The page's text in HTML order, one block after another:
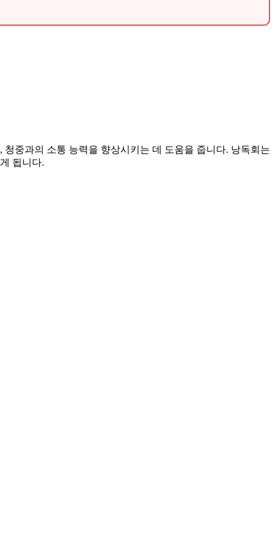
중과의 소통 능력을 향상시키는 데 도움을 줍니다. 낭독회는
됩니다.